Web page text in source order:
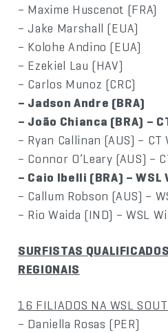
– Maxime Huscenot (FRA)
– Jake Marshall (EUA)
– Kolohe Andino (EUA)
– Ezekiel Lau (HAV)
– Carlos Munoz (CRC)
– Jadson Andre (BRA)
– João Chianca (BRA) –
– Ryan Callinan (AUS) – CT
– Connor O’Leary (AUS) –
– Caio Ibelli (BRA) – WSL
– Callum Robson (AUS) –
– Rio Waida (IND) – WSL
SURFISTAS
REGIONAIS
16 FILIADOS NA WSL
– Daniella Rosas (PER)